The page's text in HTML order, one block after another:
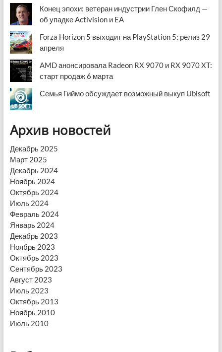
Конец эпохи: ветеран индустрии Глен Скофилд —
об упадке Activision и EA
Forza Horizon 5 выходит на PlayStation 5: релиз 29
апреля
AMD анонсировала Radeon RX 9070 и RX 9070 XT:
старт продаж 6 марта
Семья Гиймо обсуждает возможный выкуп Ubisoft
Архив новостей
Декабрь 2025
Март 2025
Декабрь 2024
Ноябрь 2024
Октябрь 2024
Июль 2024
Февраль 2024
Январь 2024
Декабрь 2023
Ноябрь 2023
Октябрь 2023
Сентябрь 2023
Август 2023
Июль 2023
Октябрь 2013
Ноябрь 2010
Июль 2010